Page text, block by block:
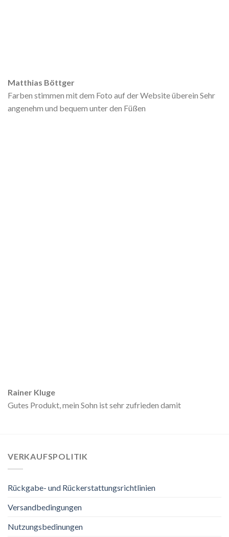
Matthias Böttger
Farben stimmen mit dem Foto auf der Website überein Sehr
angenehm und bequem unter den Füßen
Rainer Kluge
Gutes Produkt, mein Sohn ist sehr zufrieden damit
VERKAUFSPOLITIK
Rückgabe- und Rückerstattungsrichtlinien
Versandbedingungen
Nutzungsbedinungen